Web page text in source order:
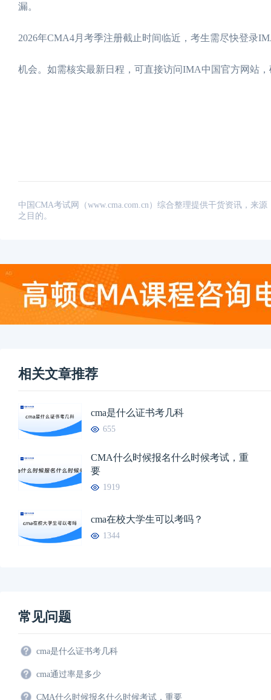
漏。
2026年CMA4月考季注册截止时间临近，考生需尽快登录
机会。如需核实最新日程，可直接访问IMA中国官方网站
中国CMA考试网（www.cma.com.cn）综合整理提供干货资讯，来
之目的。
相关文章推荐
cma是什么证书考几科
655
CMA什么时候报名什么时候考试，重
要
1919
cma在校大学生可以考吗？
1344
常见问题
cma是什么证书考几科
cma通过率是多少
CMA什么时候报名什么时候考试，重要